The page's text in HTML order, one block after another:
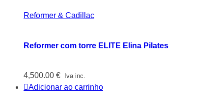
Reformer & Cadillac
Reformer com torre ELITE Elina Pilates
4,500.00 € Iva inc.
Adicionar ao carrinho